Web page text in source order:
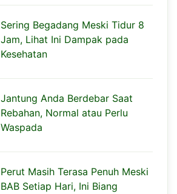
Sering Begadang Meski Tidur 8
Jam, Lihat Ini Dampak pada
Kesehatan
Jantung Anda Berdebar Saat
Rebahan, Normal atau Perlu
Waspada
Perut Masih Terasa Penuh Meski
BAB Setiap Hari, Ini Biang